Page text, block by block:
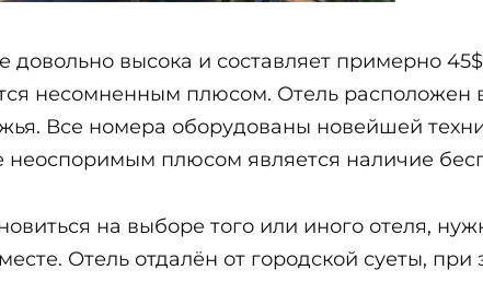
высока и составляет примерно
несомненным плюсом. Отель
Все номера оборудованы новейшей
неоспоримым плюсом является наличие
на выборе того или иного отеля,
Отель отдалён от городской суеты,